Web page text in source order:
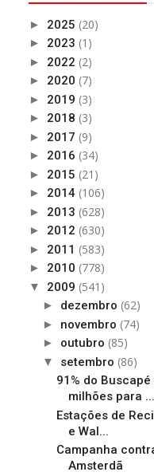
► 2025 (20)
► 2023 (1)
► 2022 (2)
► 2020 (7)
► 2019 (3)
► 2018 (3)
► 2017 (9)
► 2016 (34)
► 2015 (21)
► 2014 (106)
► 2013 (628)
► 2012 (630)
► 2011 (583)
► 2010 (778)
▼ 2009 (541)
► dezembro (62)
► novembro (74)
► outubro (85)
▼ setembro (86)
91% do
milhões para ...
Estações de
e Wal...
Campanha
Amsterdã